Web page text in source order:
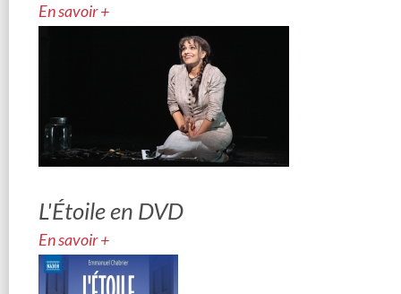
En savoir +
L'Étoile en DVD
En savoir +